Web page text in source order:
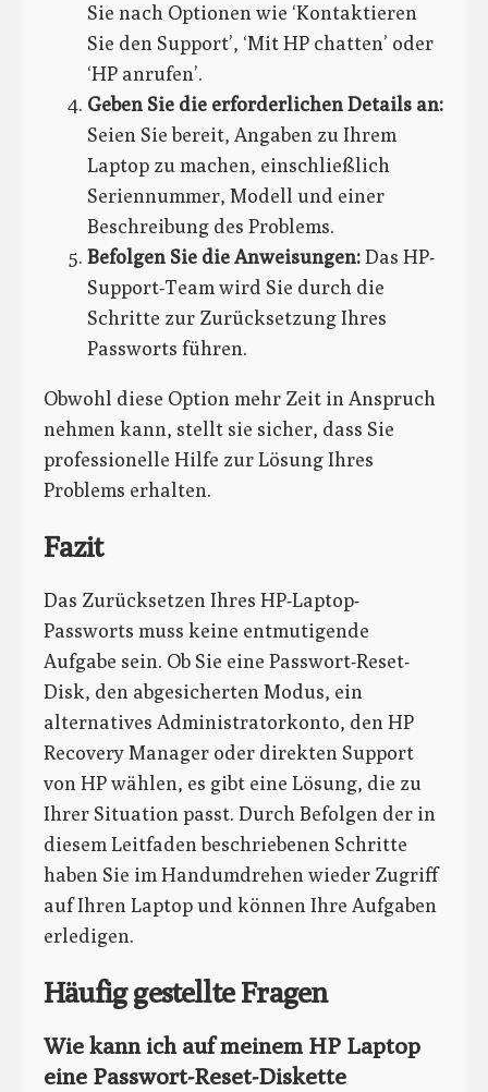
Sie nach Optionen wie ‘Kontaktieren
Sie den Support’, ‘Mit HP chatten’ oder
‘HP anrufen’.
Geben Sie die erforderlichen Details an:
Seien Sie bereit, Angaben zu Ihrem
Laptop zu machen, einschließlich
Seriennummer, Modell und einer
Beschreibung des Problems.
Befolgen Sie die Anweisungen:Das HP-
Support-Team wird Sie durch die
Schritte zur Zurücksetzung Ihres
Passworts führen.
Obwohl diese Option mehr Zeit in Anspruch
nehmen kann, stellt sie sicher, dass Sie
professionelle Hilfe zur Lösung Ihres
Problems erhalten.
Fazit
Das Zurücksetzen Ihres HP-Laptop-
Passworts muss keine entmutigende
Aufgabe sein. Ob Sie eine Passwort-Reset-
Disk, den abgesicherten Modus, ein
alternatives Administratorkonto, den HP
Recovery Manager oder direkten Support
von HP wählen, es gibt eine Lösung, die zu
Ihrer Situation passt. Durch Befolgen der in
diesem Leitfaden beschriebenen Schritte
haben Sie im Handumdrehen wieder Zugriff
auf Ihren Laptop und können Ihre Aufgaben
erledigen.
Häufig gestellte Fragen
Wie kann ich auf meinem HP Laptop
eine Passwort-Reset-Diskette